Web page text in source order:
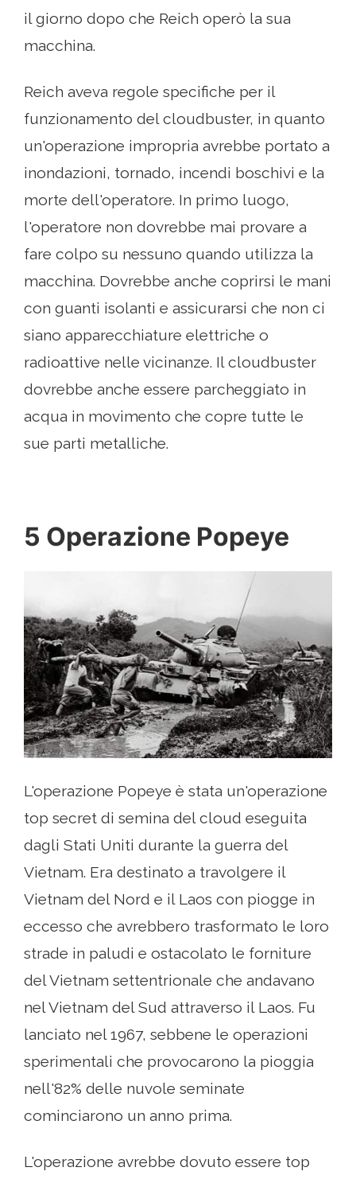
il giorno dopo che Reich operò la sua
macchina.
Reich aveva regole specifiche per il
funzionamento del cloudbuster, in quanto
un'operazione impropria avrebbe portato a
inondazioni, tornado, incendi boschivi e la
morte dell'operatore. In primo luogo,
l'operatore non dovrebbe mai provare a
fare colpo su nessuno quando utilizza la
macchina. Dovrebbe anche coprirsi le mani
con guanti isolanti e assicurarsi che non ci
siano apparecchiature elettriche o
radioattive nelle vicinanze. Il cloudbuster
dovrebbe anche essere parcheggiato in
acqua in movimento che copre tutte le
sue parti metalliche.
5 Operazione Popeye
L'operazione Popeye è stata un'operazione
top secret di semina del cloud eseguita
dagli Stati Uniti durante la guerra del
Vietnam. Era destinato a travolgere il
Vietnam del Nord e il Laos con piogge in
eccesso che avrebbero trasformato le loro
strade in paludi e ostacolato le forniture
del Vietnam settentrionale che andavano
nel Vietnam del Sud attraverso il Laos. Fu
lanciato nel 1967, sebbene le operazioni
sperimentali che provocarono la pioggia
nell'82% delle nuvole seminate
cominciarono un anno prima.
L'operazione avrebbe dovuto essere top